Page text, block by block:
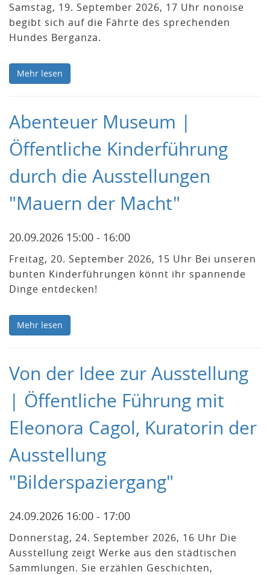
Samstag, 19. September 2026, 17 Uhr nonoise
begibt sich auf die Fährte des sprechenden
Hundes Berganza.
Mehr lesen
Abenteuer Museum |
Öffentliche Kinderführung
durch die Ausstellungen
"Mauern der Macht"
20.09.2026 15:00 - 16:00
Freitag, 20. September 2026, 15 Uhr Bei unseren
bunten Kinderführungen könnt ihr spannende
Dinge entdecken!
Mehr lesen
Von der Idee zur Ausstellung
| Öffentliche Führung mit
Eleonora Cagol, Kuratorin der
Ausstellung
"Bilderspaziergang"
24.09.2026 16:00 - 17:00
Donnerstag, 24. September 2026, 16 Uhr Die
Ausstellung zeigt Werke aus den städtischen
Sammlungen. Sie erzählen Geschichten,